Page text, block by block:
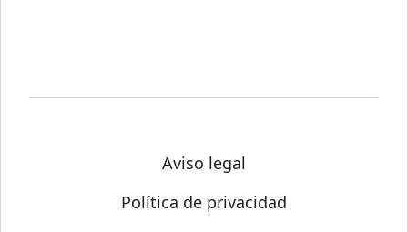
Aviso legal
Política de privacidad